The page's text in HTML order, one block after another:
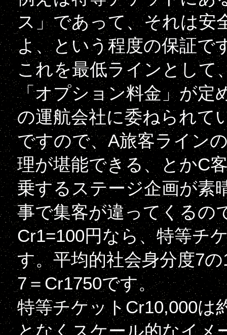
ス」であって、それは安
よ、という程度の保証で
これを最低ラインとして
「オプション料金」が定
の運航会社に委ねられて
ですので、A旅客ライン
理が堪能できる、とかC
乗するステージ企画が素
事で集客が違ってくるの
Cr1=100円なら、特等チ
す。平均的社会身分度7
7＝Cr1750です。
特等チケットCr10,000は
となくスケール的なイメ